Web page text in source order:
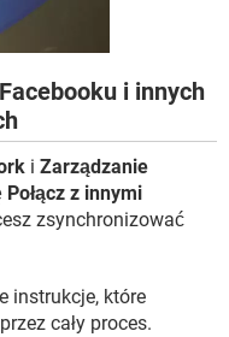
i innych
i Zarządzanie
Połącz z innymi
zsynchronizować
instrukcje, które
cały proces.